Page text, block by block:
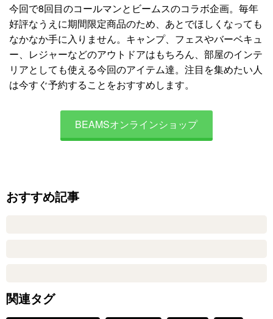
今回で8回目のコールマンとビームスのコラボ企画。毎年
好評なうえに期間限定商品のため、あとでほしくなっても
なかなか手に入りません。キャンプ、フェスやバーベキュ
ー、レジャーなどのアウトドアはもちろん、部屋のインテ
リアとしても使える今回のアイテム達。注目を集めたい人
は今すぐ予約することをおすすめします。
BEAMSオンラインショップ
おすすめ記事
関連タグ